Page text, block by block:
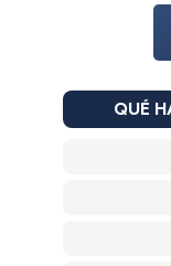
QUÉ